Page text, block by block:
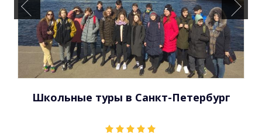
Школьные туры в Санкт-Петербург